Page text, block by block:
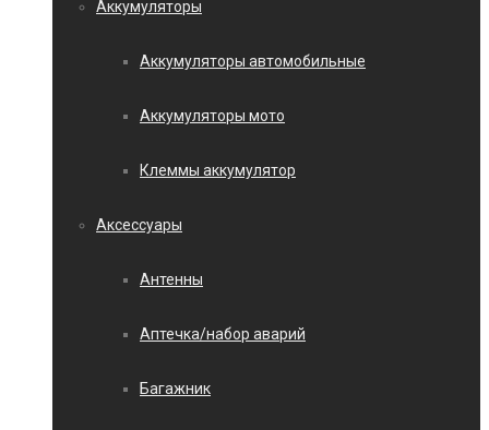
Аккумуляторы
Аккумуляторы автомобильные
Аккумуляторы мото
Клеммы аккумулятор
Аксессуары
Антенны
Аптечка/набор аварий
Багажник